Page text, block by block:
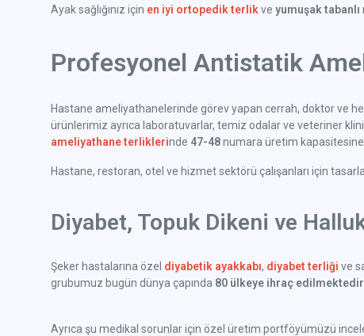
Ayak sağlığınız için en iyi ortopedik terlik ve yumuşak tabanlı
Profesyonel Antistatik
Hastane ameliyathanelerinde görev yapan cerrah, doktor ve
ürünlerimiz ayrıca laboratuvarlar, temiz odalar ve veteriner
ameliyathane terliklerinde 47-48numara üretim kapasitesine
Hastane, restoran, otel ve hizmet sektörü çalışanları için
Diyabet, Topuk Dikeni ve
Şeker hastalarına özel diyabetik ayakkabı, diyabet terliği ve
grubumuz bugün dünya çapında 80 ülkeye ihraç edilmektedir
Ayrıca şu medikal sorunlar için özel üretim portföyümüzü